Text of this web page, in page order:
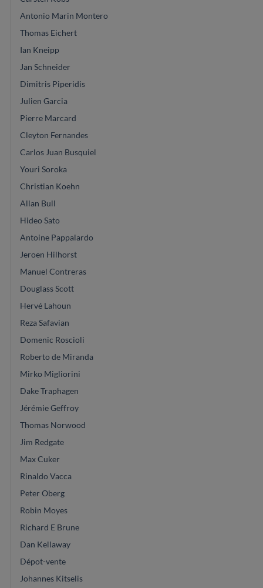
Antonio Marin Montero
Thomas Eichert
Ian Kneipp
Jan Schneider
Dimitris Piperidis
Julien Garcia
Pierre Marcard
Cleyton Fernandes
Carlos Juan Busquiel
Youri Soroka
Christian Koehn
Allan Bull
Hideo Sato
Antoine Pappalardo
Jeroen Hilhorst
Manuel Contreras
Douglass Scott
Hervé Lahoun
Reza Safavian
Domenic Roscioli
Roberto de Miranda
Mirko Migliorini
Dake Traphagen
Jérémie Geffroy
Thomas Norwood
Jim Redgate
Max Cuker
Rinaldo Vacca
Peter Oberg
Robin Moyes
Richard E Brune
Dan Kellaway
Dépot-vente
Johannes Kitselis